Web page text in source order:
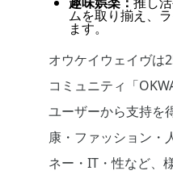
ムを取り揃え、
ます。
オウケイウェイヴは
コミュニティ「
ユーザーから支持を
康・ファッション・
ネー・IT・性など、